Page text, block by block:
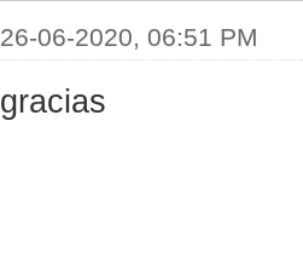
26-06-2020, 06:51 PM
gracias